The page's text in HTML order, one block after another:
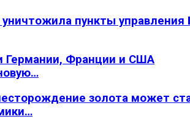
пункты
Германии, Франции и США
золота может